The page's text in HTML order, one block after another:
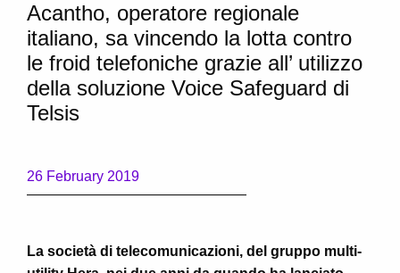
Acantho, operatore regionale
italiano, sa vincendo la lotta contro
le froid telefoniche grazie all’ utilizzo
della soluzione Voice Safeguard di
Telsis
26 February 2019
La società di telecomunicazioni, del gruppo multi-